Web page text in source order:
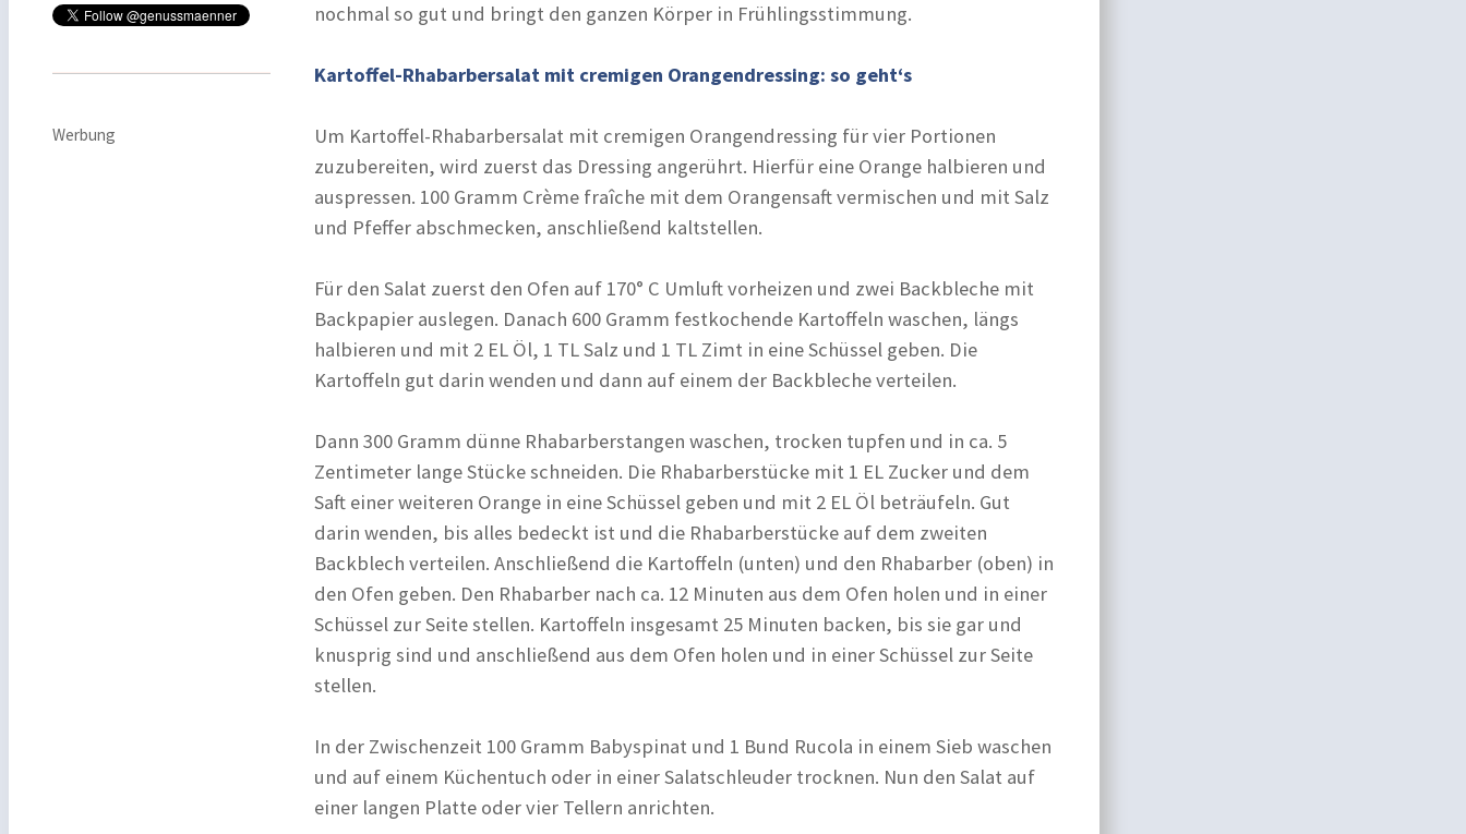
Werbung
nochmal so gut und bringt den ganzen Körper in Frühlingsstimmung.
Kartoffel-Rhabarbersalat mit cremigen Orangendressing: so geht‘s
Um Kartoffel-Rhabarbersalat mit cremigen Orangendressing für vier Portionen
zuzubereiten, wird zuerst das Dressing angerührt. Hierfür eine Orange halbieren und
auspressen. 100 Gramm Crème fraîche mit dem Orangensaft vermischen und mit Salz
und Pfeffer abschmecken, anschließend kaltstellen.
Für den Salat zuerst den Ofen auf 170° C Umluft vorheizen und zwei Backbleche mit
Backpapier auslegen. Danach 600 Gramm festkochende Kartoffeln waschen, längs
halbieren und mit 2 EL Öl, 1 TL Salz und 1 TL Zimt in eine Schüssel geben. Die
Kartoffeln gut darin wenden und dann auf einem der Backbleche verteilen.
Dann 300 Gramm dünne Rhabarberstangen waschen, trocken tupfen und in ca. 5
Zentimeter lange Stücke schneiden. Die Rhabarberstücke mit 1 EL Zucker und dem
Saft einer weiteren Orange in eine Schüssel geben und mit 2 EL Öl beträufeln. Gut
darin wenden, bis alles bedeckt ist und die Rhabarberstücke auf dem zweiten
Backblech verteilen. Anschließend die Kartoffeln (unten) und den Rhabarber (oben) in
den Ofen geben. Den Rhabarber nach ca. 12 Minuten aus dem Ofen holen und in einer
Schüssel zur Seite stellen. Kartoffeln insgesamt 25 Minuten backen, bis sie gar und
knusprig sind und anschließend aus dem Ofen holen und in einer Schüssel zur Seite
stellen.
In der Zwischenzeit 100 Gramm Babyspinat und 1 Bund Rucola in einem Sieb waschen
und auf einem Küchentuch oder in einer Salatschleuder trocknen. Nun den Salat auf
einer langen Platte oder vier Tellern anrichten.